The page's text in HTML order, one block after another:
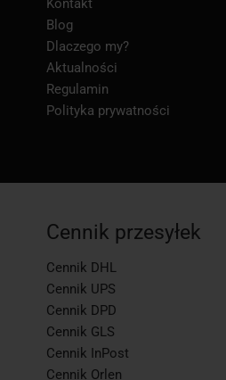
Kontakt
Blog
Dlaczego my?
Aktualności
Regulamin
Polityka prywatności
Cennik przesyłek
Cennik DHL
Cennik UPS
Cennik DPD
Cennik GLS
Cennik InPost
Cennik Orlen